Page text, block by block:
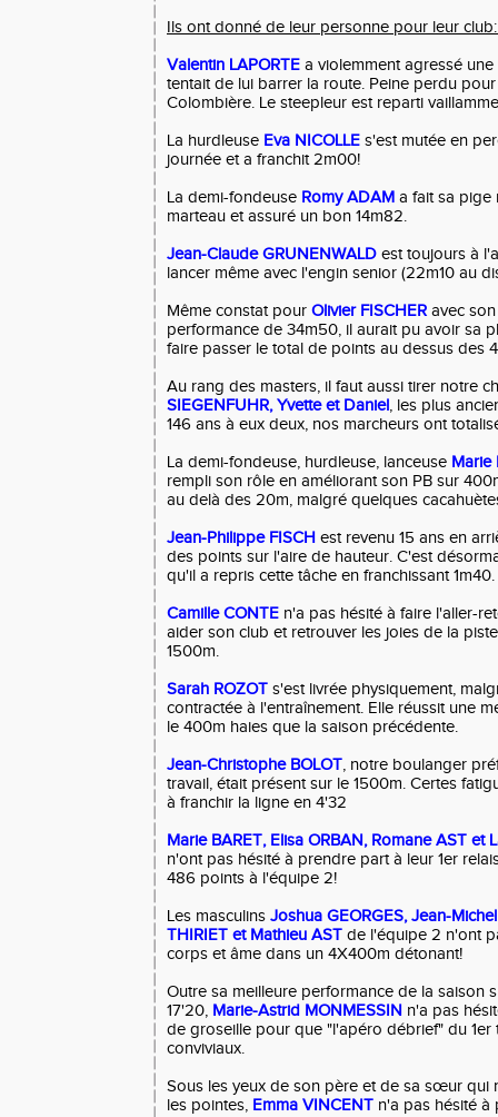
Ils ont donné de leur personne pour leur
Valentin LAPORTE a violemment agressé
tentait de lui barrer la route. Peine perdu
Colombière. Le steepleur est reparti
La hurdleuse Eva NICOLLE s'est mutée en
journée et a franchit 2m00!
La demi-fondeuse Romy ADAM a fait sa pige
marteau et assuré un bon 14m82.
Jean-Claude GRUNENWALD est toujours à
lancer même avec l'engin senior (22m10 au
Même constat pour Olivier FISCHER avec
performance de 34m50, il aurait pu avoir sa
faire passer le total de points au dessus des
Au rang des masters, il faut aussi tirer notre
SIEGENFUHR, Yvette et Daniel, les plus
146 ans à eux deux, nos marcheurs ont
La demi-fondeuse, hurdleuse, lanceuse Marie
rempli son rôle en améliorant son PB sur
au delà des 20m, malgré quelques
Jean-Philippe FISCH est revenu 15 ans en
des points sur l'aire de hauteur. C'est
qu'il a repris cette tâche en franchissant 1m40.
Camille CONTE n'a pas hésité à faire l'aller-
aider son club et retrouver les joies de la
1500m.
Sarah ROZOT s'est livrée physiquement,
contractée à l'entraînement. Elle réussit une
le 400m haies que la saison précédente.
Jean-Christophe BOLOT, notre boulanger
travail, était présent sur le 1500m. Certes
à franchir la ligne en 4'32
Marie BARET, Elisa ORBAN, Romane AST et
n'ont pas hésité à prendre part à leur 1er
486 points à l'équipe 2!
Les masculins Joshua GEORGES, Jean-
THIRIET et Mathieu AST de l'équipe 2 n'ont
corps et âme dans un 4X400m détonant!
Outre sa meilleure performance de la saison
17'20, Marie-Astrid MONMESSIN n'a pas
de groseille pour que "l'apéro débrief" du 1er
conviviaux.
Sous les yeux de son père et de sa sœur qui
les pointes, Emma VINCENT n'a pas hésité